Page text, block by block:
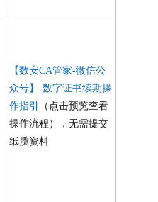
【数安CA管家-微信公
众号】-数字证书续期操
作指引
（点击预览查看
操作流程），无需提交
纸质资料